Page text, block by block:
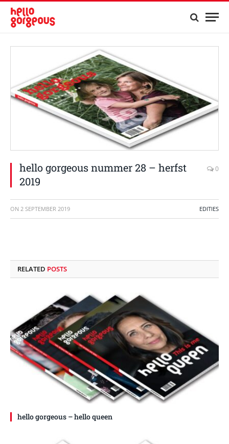
hello gorgeous nummer 28 – herfst
2019
0
ON 2 SEPTEMBER 2019 EDITIES
RELATED POSTS
hello gorgeous – hello queen